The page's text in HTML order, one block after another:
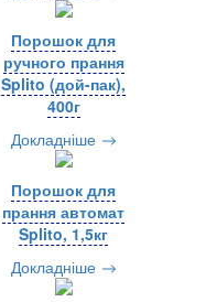
Порошок для
ручного прання
Splito (дой-пак),
400г
Докладніше
Порошок для
прання автомат
Splito, 1,5кг
Докладніше